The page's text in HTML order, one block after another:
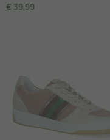
€ 39,99